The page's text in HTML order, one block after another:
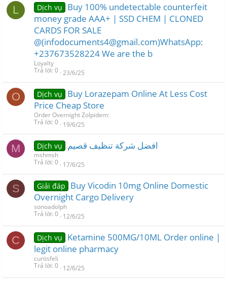
L Dịch vụ
Buy 100% undetectable counterfeit
money grade AAA+ | SSD CHEM | CLONED
CARDS FOR SALE
@(infodocuments4@gmail.com)WhatsApp:
+237673528224 We are the b
Loyalty
Trả lời 0 23/6/25
O Dịch vụ
Buy Lorazepam Online At Less Cost
Price Cheap Store
Order Overnight Zolpidem:
Trả lời 0 19/6/25
M Dịch vụ افضل شركة تنظيف قصيم
mshmsh
Trả lời 0 17/6/25
S Giải đáp
Buy Vicodin 10mg Online Domestic
Overnight Cargo Delivery
sonoadolph
Trả lời 0 12/6/25
C Dịch vụ
Ketamine 500MG/10ML Order online |
legit online pharmacy
curtisfeli
Trả lời 0 12/6/25